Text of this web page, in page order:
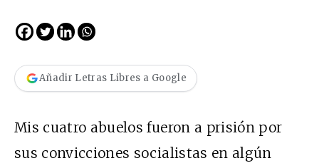
Añadir Letras Libres a Google
Mis cuatro abuelos fueron a prisión por
sus convicciones socialistas en algún